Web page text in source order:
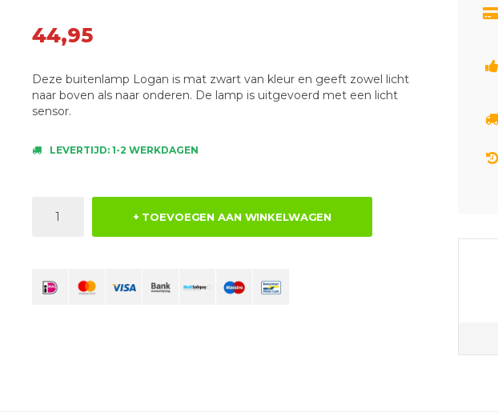
44,95
Deze buitenlamp Logan is mat zwart van kleur en geeft zowel licht
naar boven als naar onderen. De lamp is uitgevoerd met een licht
sensor.
LEVERTIJD: 1-2 WERKDAGEN
+ TOEVOEGEN AAN WINKELWAGEN